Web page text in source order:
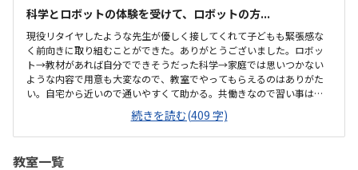
科学とロボットの体験を受けて、ロボットの方...
現役リタイヤしたような先生が優しく接してくれて子どもも緊張感な
く前向きに取り組むことができた。ありがとうございました。ロボッ
ト→教材があれば自分でできそうだった科学→家庭では思いつかない
ような内容で用意も大変なので、教室でやってもらえるのはありがた
い。自宅から近いので通いやすくて助かる。共働きなので習い事は土
日どちらかでハシゴすることが多いので、立地が駅前などで良い場所
だと他の習い事と掛け持ちしやすい良くも悪くもなく特記することは
ございません。普通でした。汚くなく清潔に保たれている印象です。
申し訳ありませんが、ロボットは、基本的には自分で進めるので、人
続きを読む(409 字)
教室一覧